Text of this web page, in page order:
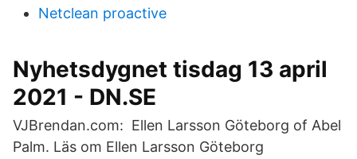
Netclean proactive
Nyhetsdygnet tisdag 13 april
2021 - DN.SE
VJBrendan.com: Ellen Larsson Göteborg of Abel
Palm. Läs om Ellen Larsson Göteborg